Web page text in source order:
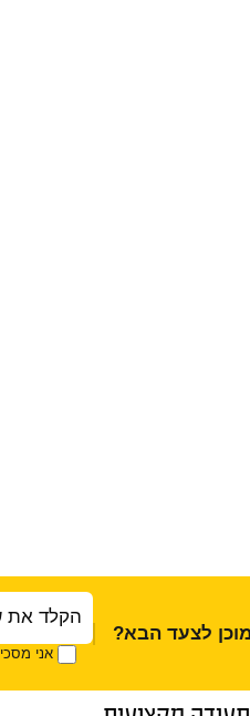
מוכן לצעד הבא?
טופס
ראשי
אני